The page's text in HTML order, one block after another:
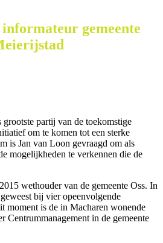
gemeente
partij van de toekomstige
om te komen tot een sterke
is Jan van Loon gevraagd om als
mogelijkheden te verkennen die de
wethouder van de gemeente Oss. In
bij vier opeenvolgende
moment is de in Macharen wonende
Centrummanagement in de gemeente